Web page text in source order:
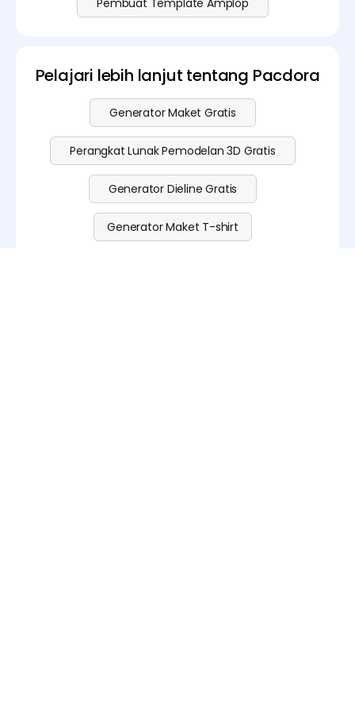
Pembuat Template Amplop
Pelajari lebih lanjut tentang Pacdora
Generator Maket Gratis
Perangkat Lunak Pemodelan 3D Gratis
Generator Dieline Gratis
Generator Maket T-shirt